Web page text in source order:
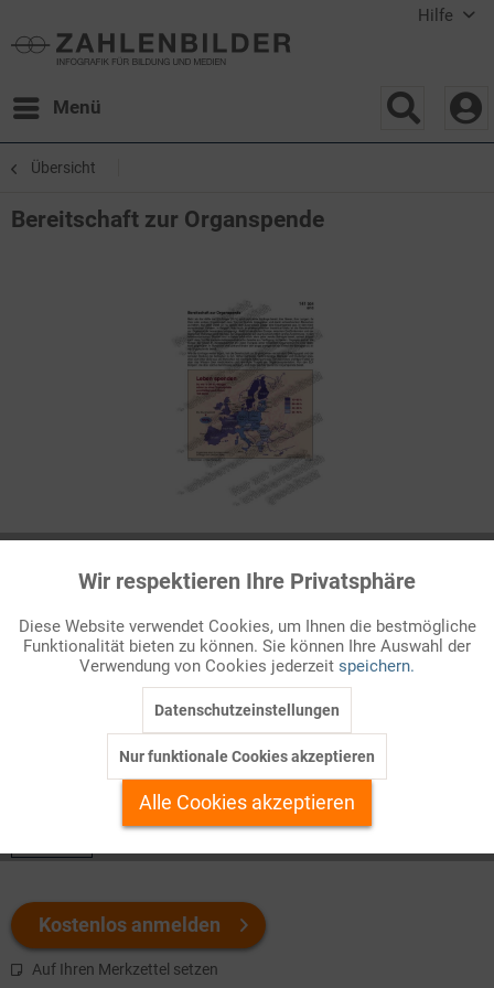
Hilfe
Menü
Übersicht
Bereitschaft zur Organspende
Bereitschaft zur Organspende
Mehr als die Hälfte der EU-Bürger (55 %) sind nach einer
Umfrage bereit, ihre Nieren, ihre Lungen, ihr Herz oder andere
Welchen Download brauchen Sie?
Kostenlos anmelden
Auf Ihren Merkzettel setzen
Funktionale Aktiv
Marketing Inaktiv
Personalisierung Inaktiv
Service
Wir respektieren Ihre Privatsphäre
Diese Website verwendet Cookies, um Ihnen die bestmögliche
Funktionalität bieten zu können. Sie können Ihre Auswahl der
Verwendung von Cookies jederzeit speichern.
Datenschutzeinstellungen
Nur funktionale Cookies akzeptieren
Alle Cookies akzeptieren